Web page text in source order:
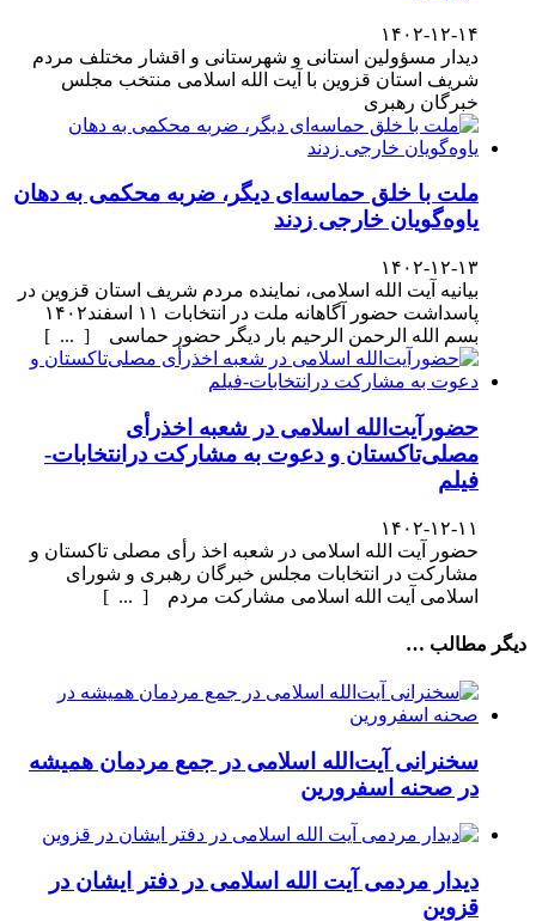
۱۴۰۲-۱۲-۱۴
دیدار مسؤولین استانی و شهرستانی و اقشار مختلف مردم
شریف استان قزوین با آیت الله اسلامی منتخب مجلس
خبرگان رهبری
ملت با خلق حماسه‌ای دیگر، ضربه محکمی به دهان
یاوه‌گویان خارجی زدند
۱۴۰۲-۱۲-۱۳
بیانیه آیت الله اسلامی، نماینده مردم شریف استان قزوین در
پاسداشت حضور آگاهانه ملت در انتخابات ۱۱ اسفند۱۴۰۲
بسم الله الرحمن الرحیم بار دیگر حضور حماسی [ ... ]
حضورآیت‌الله اسلامی در شعبه اخذرأی
مصلی‌تاکستان و دعوت به مشارکت درانتخابات-
فیلم
۱۴۰۲-۱۲-۱۱
حضور آیت الله اسلامی در شعبه اخذ رأی مصلی تاکستان و
مشارکت در انتخابات مجلس خبرگان رهبری و شورای
اسلامی آیت الله اسلامی مشارکت مردم [ ... ]
دیگر مطالب …
سخنرانی آیت‌الله اسلامی در جمع مردمان همیشه
در صحنه اسفرورین
دیدار مردمی آیت الله اسلامی در دفتر ایشان در
قزوین